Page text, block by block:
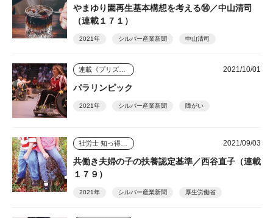
やまゆり園再生基本構想を考える⑭／中山清司
（連載１７１）
2021年 シルバー産業新聞 中山清司
2021/10/01
パラリンピック
2021年 シルバー産業新聞 障がい
2021/09/03
共働き夫婦の子の扶養認定基準／西谷直子（連載
１７９）
2021年 シルバー産業新聞 厚生労働省